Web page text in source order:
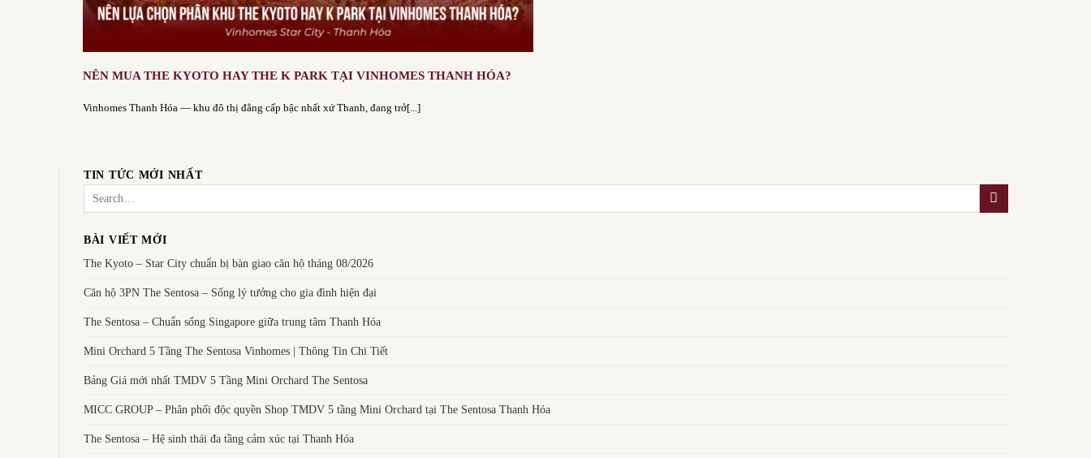
NÊN MUA THE KYOTO HAY THE K PARK TẠI VINHOMES THANH HÓA?
Vinhomes Thanh Hóa — khu đô thị đẳng cấp bậc nhất xứ Thanh, đang trở[...]
TIN TỨC MỚI NHẤT
BÀI VIẾT MỚI
The Kyoto – Star City chuẩn bị bàn giao căn hộ tháng 08/2026
Căn hộ 3PN The Sentosa – Sống lý tưởng cho gia đình hiện đại
The Sentosa – Chuẩn sống Singapore giữa trung tâm Thanh Hóa
Mini Orchard 5 Tầng The Sentosa Vinhomes | Thông Tin Chi Tiết
Bảng Giá mới nhất TMDV 5 Tầng Mini Orchard The Sentosa
MICC GROUP – Phân phối độc quyền Shop TMDV 5 tầng Mini Orchard tại The Sentosa Thanh Hóa
The Sentosa – Hệ sinh thái đa tầng cảm xúc tại Thanh Hóa